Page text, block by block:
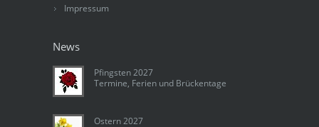
Impressum
News
Pfingsten 2027
Termine, Ferien und Brückentage
Ostern 2027